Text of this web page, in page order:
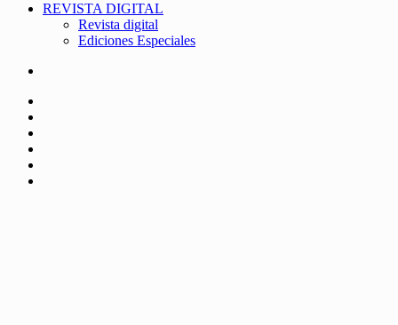
REVISTA DIGITAL
Revista digital
Ediciones Especiales